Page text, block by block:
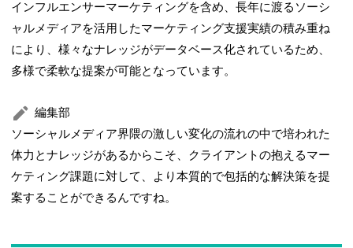
インフルエンサーマーケティングを含め、長年に渡るソーシ
ャルメディアを活用したマーケティング支援実績の積み重ね
により、様々なナレッジがデータベース化されているため、
多様で柔軟な提案が可能となっています。
編集部
ソーシャルメディア界隈の激しい変化の流れの中で培われた
体力とナレッジがあるからこそ、クライアントの抱えるマー
ケティング課題に対して、より本質的で包括的な解決策を提
案することができるんですね。